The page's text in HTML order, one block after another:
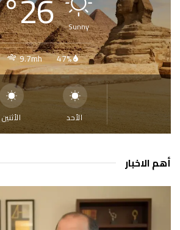
Sunny
47%
9.7mh
الأحد الأثنين
أهم الاخبار